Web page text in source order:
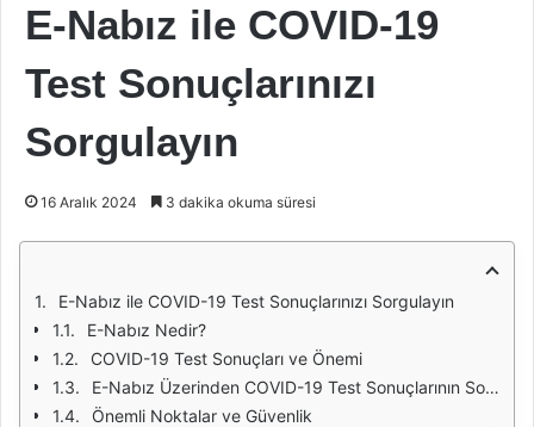
E-Nabız ile COVID-19
Test Sonuçlarınızı
Sorgulayın
16 Aralık 2024 3 dakika okuma süresi
E-Nabız ile COVID-19 Test Sonuçlarınızı Sorgulayın
E-Nabız Nedir?
COVID-19 Test Sonuçları ve Önemi
E-Nabız Üzerinden COVID-19 Test Sonuçlarının Sorgulanması
Önemli Noktalar ve Güvenlik